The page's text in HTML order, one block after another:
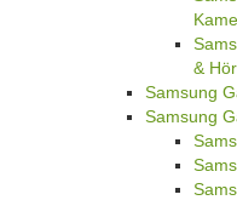
&
Samsung
Samsung